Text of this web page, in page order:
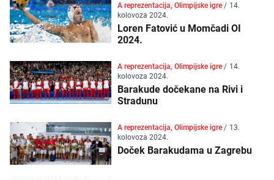
A reprezentacija, Olimpijske igre/ 14.
kolovoza 2024.
Loren Fatović u Momčadi OI
2024.
A reprezentacija, Olimpijske igre/ 14.
kolovoza 2024.
Barakude dočekane na Rivi i
Stradunu
A reprezentacija, Olimpijske igre/ 13.
kolovoza 2024.
Doček Barakudama u Zagrebu